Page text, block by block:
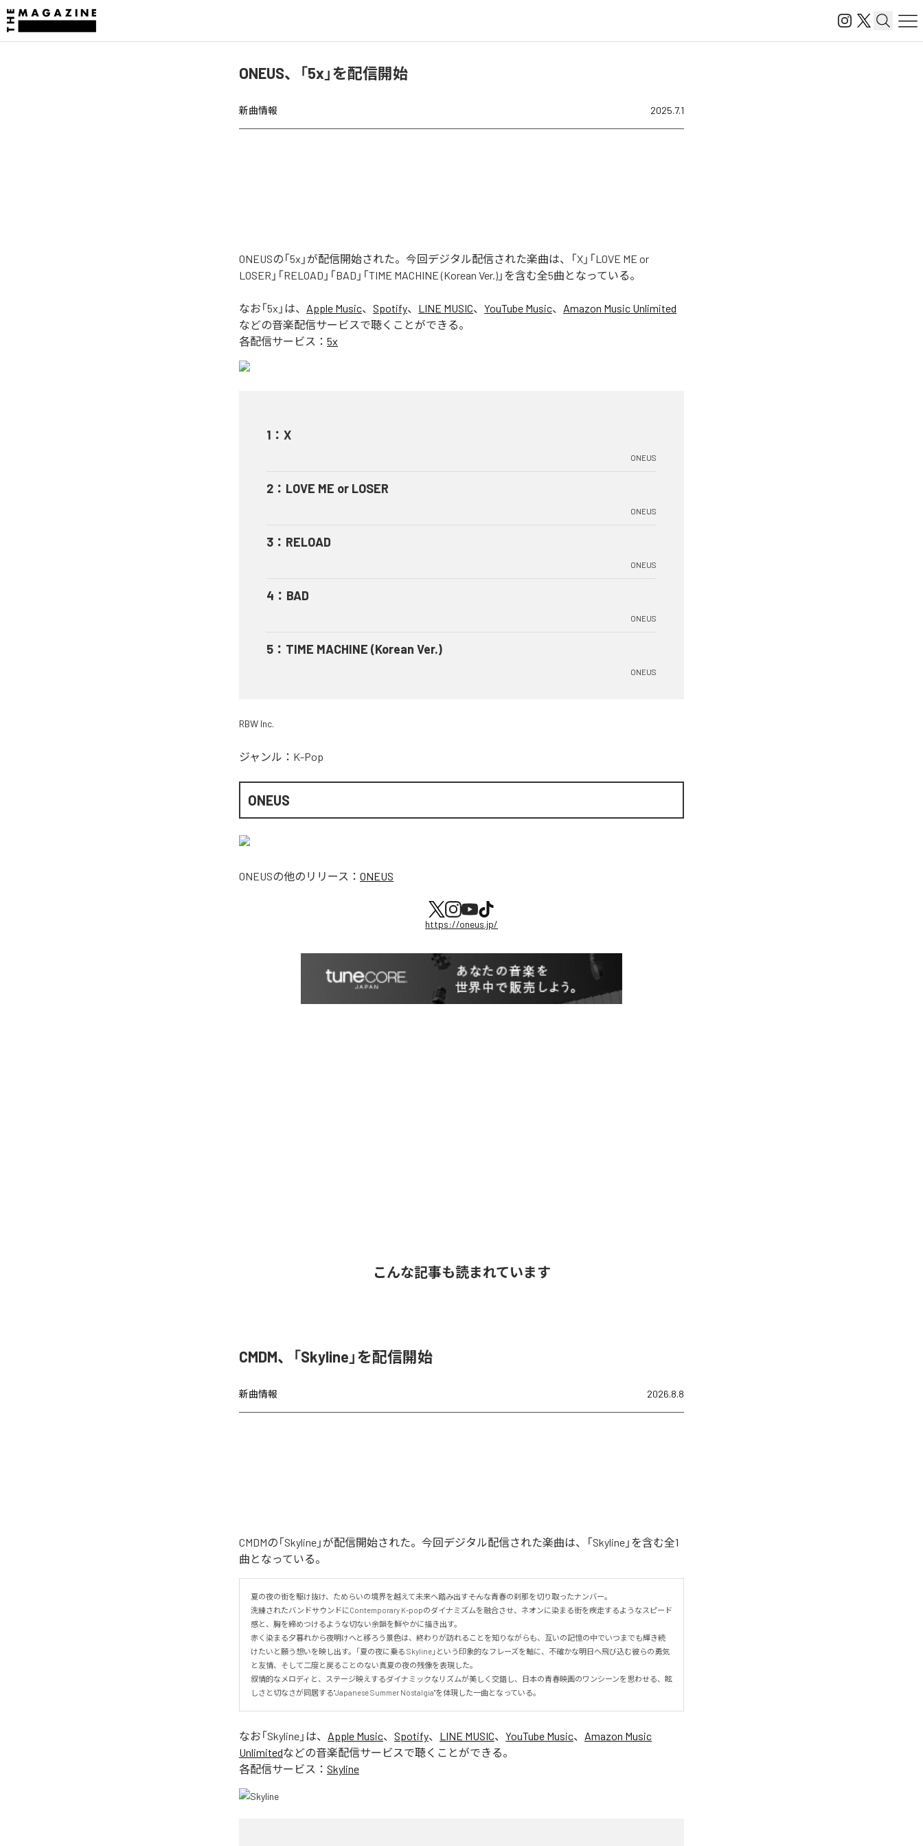
ONEUS、「5x」を配信開始
新曲情報 2025.7.1
ONEUSの「5x」が配信開始された。今回デジタル配信された楽曲は、「X」「LOVE ME or
LOSER」「RELOAD」「BAD」「TIME MACHINE (Korean Ver.)」を含む全5曲となっている。
なお「5x 」は、 Apple Music、 Spotify、 LINE MUSIC、 YouTube Music、 Amazon Music Unlimited
などの音楽配信サービスで聴くことができる。
各配信サービス： 5x
1 ： X
ONEUS
2 ： LOVE ME or LOSER
ONEUS
3 ： RELOAD
ONEUS
4 ： BAD
ONEUS
5 ： TIME MACHINE (Korean Ver.)
ONEUS
RBW Inc.
ジャンル： K-Pop
ONEUS
ONEUSの他のリリース： ONEUS
https://oneus.jp/
こんな記事も読まれています
CMDM、「Skyline」を配信開始
新曲情報 2026.8.8
CMDMの「Skyline」が配信開始された。今回デジタル配信された楽曲は、「Skyline」を含む全1
曲となっている。
夏の夜の街を駆け抜け、ためらいの境界を越えて未来へ踏み出す――そんな青春の刹那を切り取ったナンバー。
洗練されたバンドサウンドにContemporary K-popのダイナミズムを融合させ、ネオンに染まる街を疾走するようなスピード
感と、胸を締めつけるような切ない余韻を鮮やかに描き出す。
赤く染まる夕暮れから夜明けへと移ろう景色は、終わりが訪れることを知りながらも、互いの記憶の中でいつまでも輝き続
けたいと願う想いを映し出す。「夏の夜に乗る Skyline」という印象的なフレーズを軸に、不確かな明日へ飛び込む彼らの勇気
と友情、そして二度と戻ることのない真夏の夜の残像を表現した。
叙情的なメロディと、ステージ映えするダイナミックなリズムが美しく交錯し、日本の青春映画のワンシーンを思わせる、眩
しさと切なさが同居する"Japanese Summer Nostalgia"を体現した一曲となっている。
なお「Skyline 」は、 Apple Music、 Spotify、 LINE MUSIC、 YouTube Music、 Amazon Music
Unlimitedなどの音楽配信サービスで聴くことができる。
各配信サービス： Skyline